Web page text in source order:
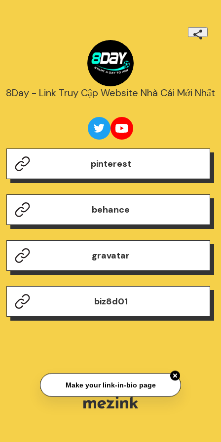
8Day - Link Truy Cập Website Nhà Cái Mới Nhất
pinterest
behance
gravatar
biz8d01
Make your link-in-bio page